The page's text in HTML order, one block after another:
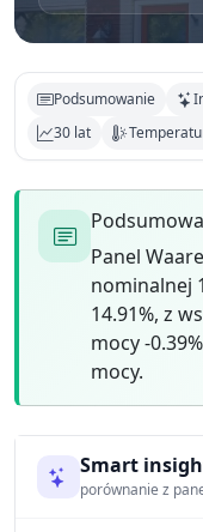
Podsumowanie
30 lat
Panel
nominalnej
14.91%, z
mocy -
mocy.
Smart
porównanie z